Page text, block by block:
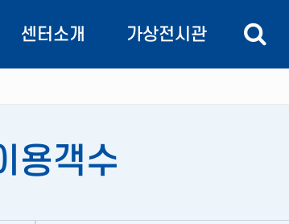
센터소개 가상전시관
버스정보 주요기능
용객수